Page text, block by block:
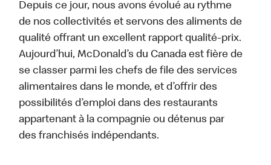
Depuis ce jour, nous avons évolué au rythme
de nos collectivités et servons des aliments de
qualité offrant un excellent rapport qualité-prix.
Aujourd’hui, McDonald’s du Canada est fière de
se classer parmi les chefs de file des services
alimentaires dans le monde, et d’offrir des
possibilités d’emploi dans des restaurants
appartenant à la compagnie ou détenus par
des franchisés indépendants.